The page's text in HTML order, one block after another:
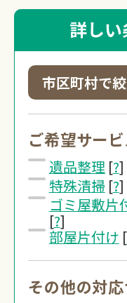
詳し
市区町村で
ご希望サー
遺品整理 [?]
特殊清掃 [?]
ゴミ屋敷片
[?]
部屋片付け [
その他の対